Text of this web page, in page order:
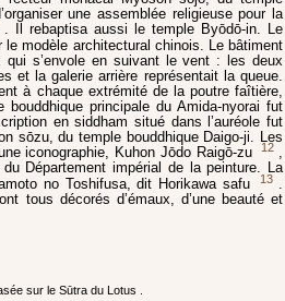
une assemblée religieuse pour la
. Il rebaptisa aussi le temple Byōdō-in. Le
le modèle architectural chinois. Le bâtiment
qui s’envole en suivant le vent : les deux
et la galerie arrière représentait la queue.
à chaque extrémité de la poutre faîtière,
bouddhique principale du Amida-nyorai fut
en siddham situé dans l’auréole fut
sōzu, du temple bouddhique Daigo-ji. Les
iconographie, Kuhon Jōdo Raigō-zu
12 ,
Département impérial de la peinture. La
no Toshifusa, dit Horikawa safu
13
tous décorés d’émaux, d’une beauté et
sur le Sūtra du Lotus .